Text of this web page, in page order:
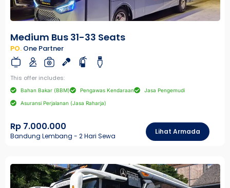
Medium Bus 31-33 Seats
PO. One Partner
This offer includes:
Bahan Bakar (BBM) Pengawas Kendaraan Jasa Pengemudi
Asuransi Perjalanan (Jasa Raharja)
Rp 7.000.000
Bandung Lembang - 2 Hari Sewa
Lihat Armada